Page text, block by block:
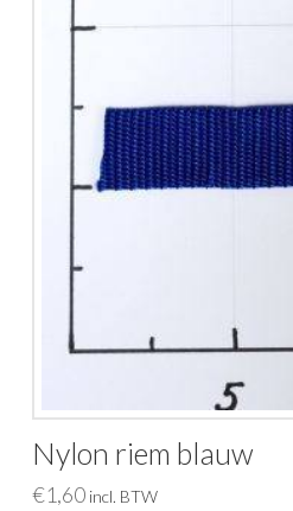
Nylon riem blauw
€1,60 incl. BTW